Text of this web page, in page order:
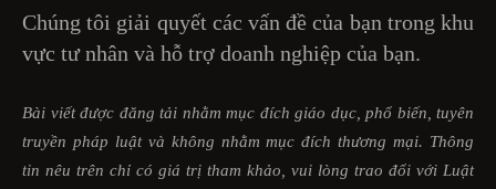
Chúng tôi giải quyết các vấn đề của bạn trong khu
vực tư nhân và hỗ trợ doanh nghiệp của bạn.
Bài viết được đăng tải nhằm mục đích giáo dục, phổ biến, tuyên
truyền pháp luật và không nhằm mục đích thương mại. Thông
tin nêu trên chỉ có giá trị tham khảo, vui lòng trao đổi với Luật